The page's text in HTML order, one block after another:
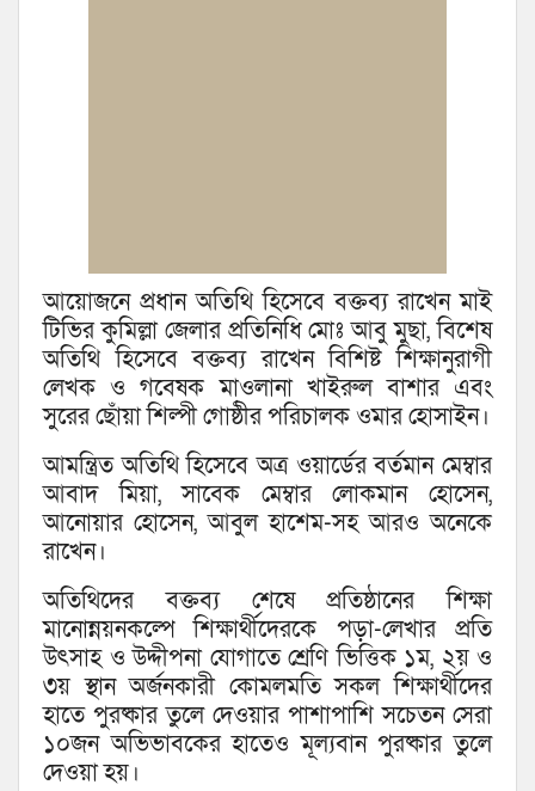
আয়োজনে প্রধান অতিথি হিসেবে বক্তব্য রাখেন মাই
টিভির কুমিল্লা জেলার প্রতিনিধি মোঃ আবু মুছা, বিশেষ
অতিথি হিসেবে বক্তব্য রাখেন বিশিষ্ট শিক্ষানুরাগী
লেখক ও গবেষক মাওলানা খাইরুল বাশার এবং
সুরের ছোঁয়া শিল্পী গোষ্ঠীর পরিচালক ওমার হোসাইন।
আমন্ত্রিত অতিথি হিসেবে অত্র ওয়ার্ডের বর্তমান মেম্বার
আবাদ মিয়া, সাবেক মেম্বার লোকমান হোসেন,
আনোয়ার হোসেন, আবুল হাশেম-সহ আরও অনেকে
রাখেন।
অতিথিদের বক্তব্য শেষে প্রতিষ্ঠানের শিক্ষা
মানোন্নয়নকল্পে শিক্ষার্থীদেরকে পড়া-লেখার প্রতি
উৎসাহ ও উদ্দীপনা যোগাতে শ্রেণি ভিত্তিক ১ম, ২য় ও
৩য় স্থান অর্জনকারী কোমলমতি সকল শিক্ষার্থীদের
হাতে পুরষ্কার তুলে দেওয়ার পাশাপাশি সচেতন সেরা
১০জন অভিভাবকের হাতেও মূল্যবান পুরষ্কার তুলে
দেওয়া হয়।